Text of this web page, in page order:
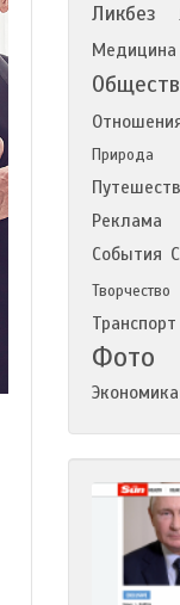
Ликбез
Медицина
Природа
Реклама
События
Творчество
Транспорт
Фото
Экономика